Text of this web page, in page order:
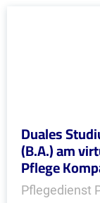
Duales
(B.A.) am
Pflege
Pflegedienst